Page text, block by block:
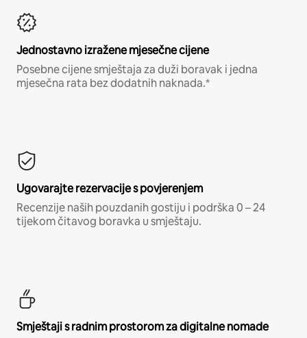
Jednostavno izražene mjesečne cijene
Posebne cijene smještaja za duži boravak i jedna
mjesečna rata bez dodatnih naknada.*
Ugovarajte rezervacije s povjerenjem
Recenzije naših pouzdanih gostiju i podrška 0 – 24
tijekom čitavog boravka u smještaju.
Smještaji s radnim prostorom za digitalne nomade